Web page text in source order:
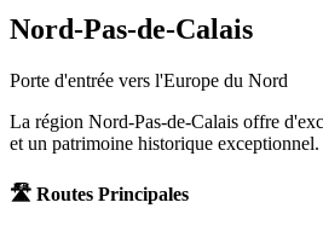
Nord-Pas-de-Calais
Porte d'entrée vers l'Europe du Nord
La région Nord-Pas-de-Calais offre
et un patrimoine historique exceptionnel.
🛣️ Routes Principales